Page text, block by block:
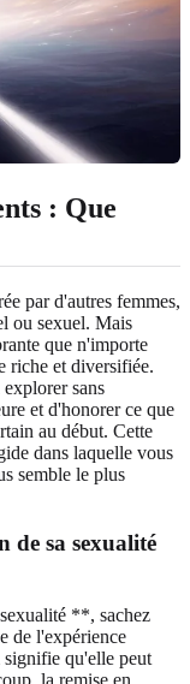
: Que
par d'autres femmes,
ou sexuel. Mais
que n'importe
riche et diversifiée.
sans
et d'honorer ce que
au début. Cette
dans laquelle vous
semble le plus
de sa sexualité
**, sachez
de l'expérience
qu'elle peut